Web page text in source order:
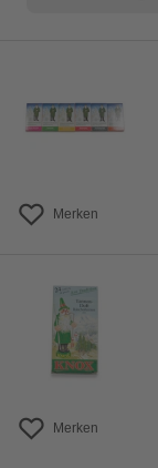
Merken
Merken